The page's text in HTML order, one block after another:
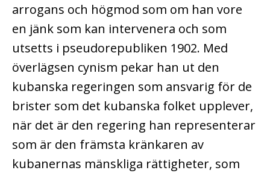
arrogans och högmod som om han vore
en jänk som kan intervenera och som
utsetts i pseudorepubliken 1902. Med
överlägsen cynism pekar han ut den
kubanska regeringen som ansvarig för de
brister som det kubanska folket upplever,
när det är den regering han representerar
som är den främsta kränkaren av
kubanernas mänskliga rättigheter, som